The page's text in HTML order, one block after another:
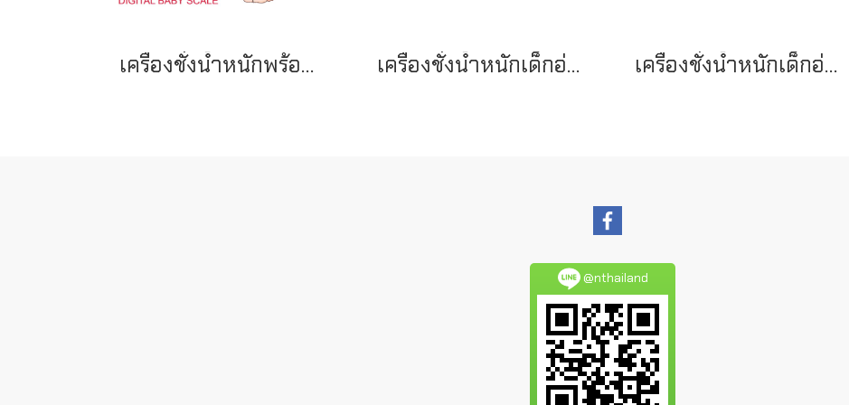
เครื่องชั่งนํ้าหนักพร้อมที่วัดส่วนสูงเด็ก รุ่น RCS-20 (Digital) 20 กก. ยี่ห้อ PROGRESS เครื่องชั่งน้ำหนักเด็กอ่อนแบบเข็ม 20 กก. รุ่น RGT-20 (RGZ-20A) เครื่องชั่งน้ำหนักเด็กอ่อน ระบบดิจิตอล รุ่น ER7220 ยี่ห้อ CAMRY
@nthailand